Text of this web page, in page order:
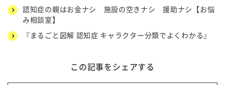
認知症の親はお金ナシ 施設の空きナシ 援助ナシ【お悩
み相談室】
『まるごと図解 認知症 キャラクター分類でよくわかる』
この記事をシェアする